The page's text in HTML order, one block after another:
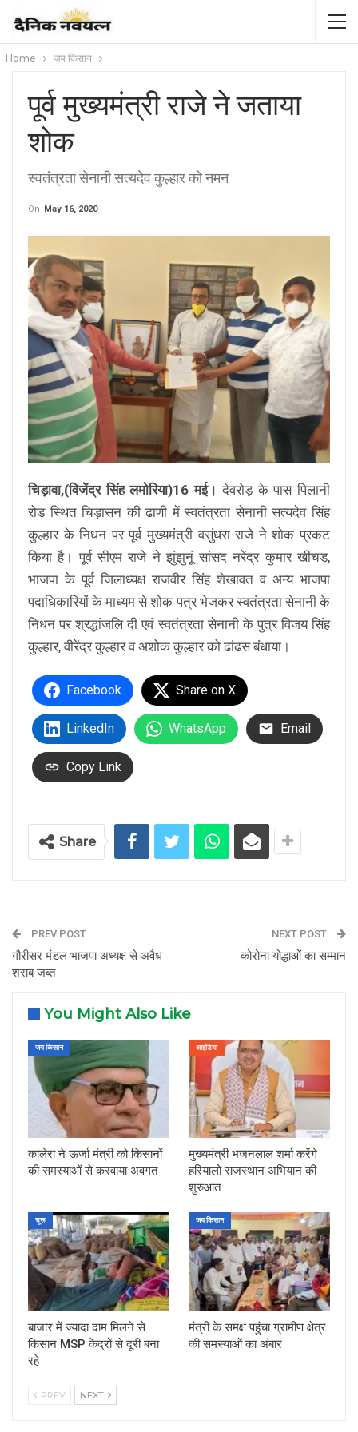
Home जय किसान
पूर्व मुख्यमंत्री राजे ने जताया
शोक
स्वतंत्रता सेनानी सत्यदेव कुल्हार को नमन
On May 16, 2020
चिड़ावा,(विजेंद्र सिंह लमोरिया)16 मई। देवरोड़ के पास पिलानी
रोड स्थित चिड़ासन की ढाणी में स्वतंत्रता सेनानी सत्यदेव सिंह
कुल्हार के निधन पर पूर्व मुख्यमंत्री वसुंधरा राजे ने शोक प्रकट
किया है। पूर्व सीएम राजे ने झुंझुनूं सांसद नरेंद्र कुमार खीचड़,
भाजपा के पूर्व जिलाध्यक्ष राजवीर सिंह शेखावत व अन्य भाजपा
पदाधिकारियों के माध्यम से शोक पत्र भेजकर स्वतंत्रता सेनानी के
निधन पर श्रद्धांजलि दी एवं स्वतंत्रता सेनानी के पुत्र विजय सिंह
कुल्हार, वीरेंद्र कुल्हार व अशोक कुल्हार को ढांढस बंधाया।
Facebook Share on X
LinkedIn WhatsApp Email
Copy Link
Share
PREV POST
गौरीसर मंडल भाजपा अध्यक्ष से अवैध
शराब जब्त
NEXT POST
कोरोना योद्धाओं का सम्मान
You Might Also Like
जय किसान
कालेरा ने ऊर्जा मंत्री को किसानों
की समस्याओं से करवाया अवगत
आइडिया
मुख्यमंत्री भजनलाल शर्मा करेंगे
हरियालो राजस्थान अभियान की
शुरुआत
चूरू
बाजार में ज्यादा दाम मिलने से
किसान MSP केंद्रों से दूरी बना
रहे
जय किसान
मंत्री के समक्ष पहुंचा ग्रामीण क्षेत्र
की समस्याओं का अंबार
PREV NEXT